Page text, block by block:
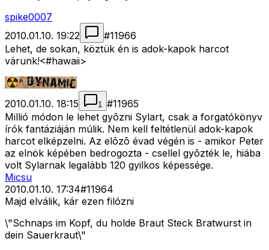
spike0007
2010.01.10. 19:22
#11966
Lehet, de sokan, köztük én is adok-kapok harcot
várunk!<#hawaii>
2010.01.10. 18:15 1 #11965
Millió módon le lehet gyõzni Sylart, csak a forgatókönyv
írók fantáziáján múlik. Nem kell feltétlenül adok-kapok
harcot elképzelni. Az elõzõ évad végén is - amikor Peter
az elnök képében bedrogozta - csellel gyõzték le, hiába
volt Sylarnak legalább 120 gyilkos képessége.
Micsu
2010.01.10. 17:34#11964
Majd elválik, kár ezen filózni
\"Schnaps im Kopf, du holde Braut Steck Bratwurst in
dein Sauerkraut\"